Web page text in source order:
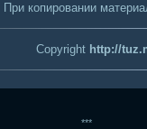
При копировании
Copyright http://
***